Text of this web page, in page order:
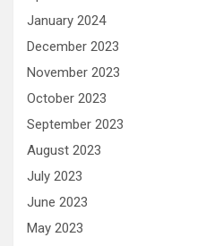
January 2024
December 2023
November 2023
October 2023
September 2023
August 2023
July 2023
June 2023
May 2023